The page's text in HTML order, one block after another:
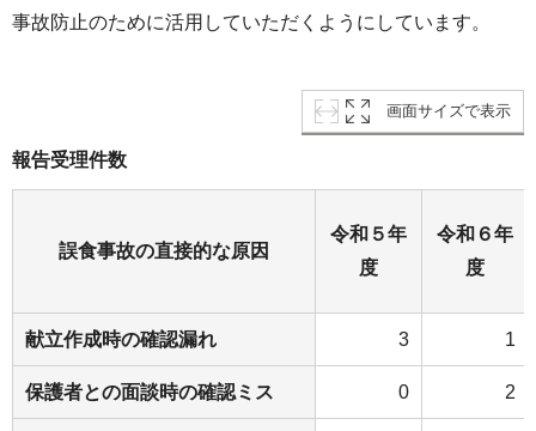
事故防止のために活用していただくようにしています。
画面サイズで表示
報告受理件数
誤食事故の直接的な原因
令和５年
度
令和６年
度
献立作成時の確認漏れ 3 1
保護者との面談時の確認ミス 0 2